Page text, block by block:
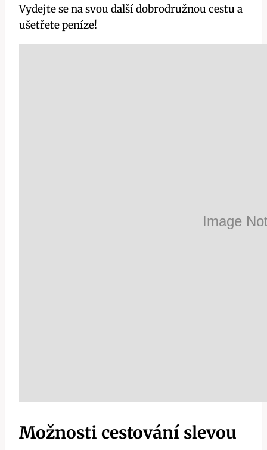
Vydejte se na svou další dobrodružnou cestu a
ušetřete peníze!
Možnosti cestování slevou